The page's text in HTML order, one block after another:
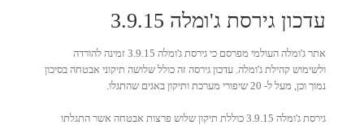
עדכון גירסת ג'ומלה 3.9.15
אתר ג'ומלה העולמי מפרסם כי גירסת ג'ומלה 3.9.15 זמינה להורדה
ולשימוש קהילת ג'ומלה. עדכון גירסה זה כולל שלושה תיקוני אבטחה בסיכון
נמוך וכן, מעל ל- 20 שיפורי מערכת ותיקון באגים שהתגלו.
גירסת ג'ומלה 3.9.15 כוללת תיקון שלוש פרצות אבטחה אשר התגלתו